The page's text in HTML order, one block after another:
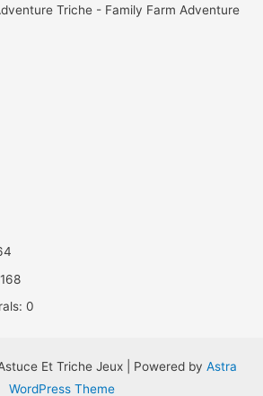
Triche - Family Farm Adventure
168
0
Et Triche Jeux | Powered by Astra
WordPress Theme